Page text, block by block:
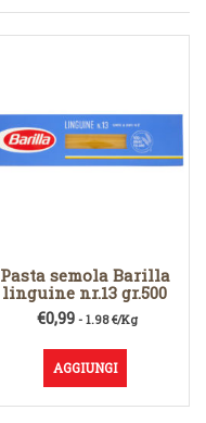
Pasta semola Barilla
linguine nr.13 gr.500
€0,99 - 1.98 €/Kg
AGGIUNGI